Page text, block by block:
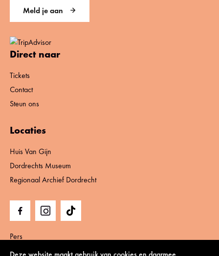
Meld je aan
Direct naar
Tickets
Contact
Steun ons
Locaties
Huis Van Gijn
Dordrechts Museum
Regionaal Archief Dordrecht
Pers
Privacy statement, cookies & disclaimer, algemene